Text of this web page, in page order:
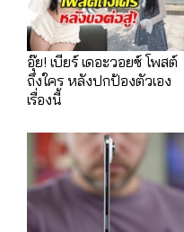
อุ๊ย! เบียร์ เดอะวอยซ์ โพสต์
ถึงใคร หลังปกป้องตัวเอง
เรื่องนี้